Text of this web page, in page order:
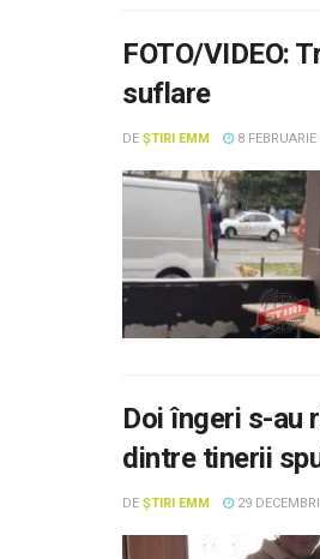
FOTO/VIDEO:
suflare
DE ȘTIRI EMM 8 FEBRUARIE
Doi îngeri s-au
dintre tinerii
DE ȘTIRI EMM 29